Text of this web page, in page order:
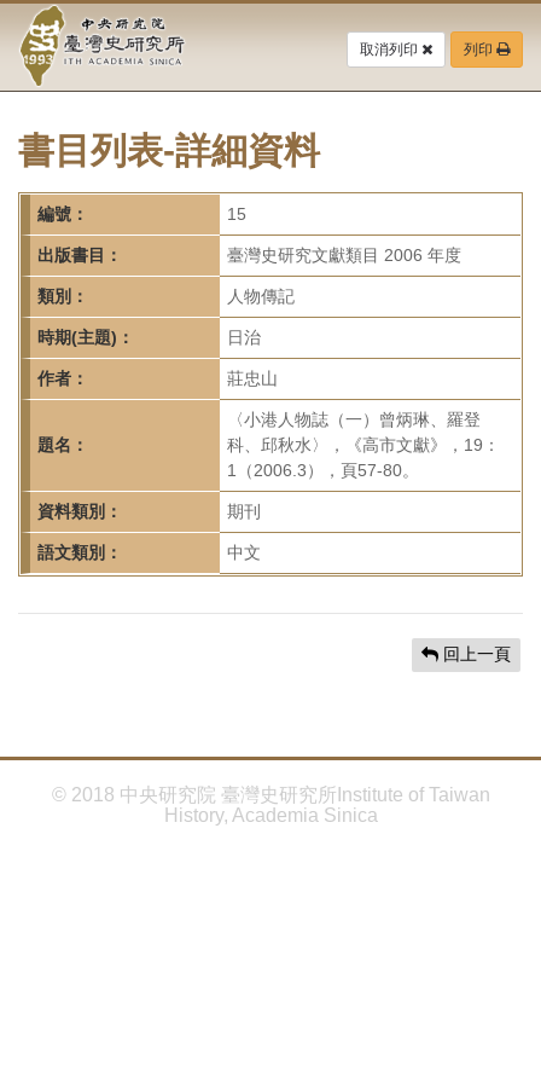
要
中
央
研
究
院-
臺
灣
史
研
究
所-
首
頁
取消列印 列印
書目列表-詳細資料
編號： 15
出版書目： 臺灣史研究文獻類目 2006 年度
類別： 人物傳記
時期(主題)： 日治
作者： 莊忠山
題名：
〈小港人物誌（一）曾炳琳、羅登
科、邱秋水〉，《高市文獻》，19：
1（2006.3），頁57-80。
資料類別： 期刊
語文類別： 中文
回上一頁
© 2018 中央研究院 臺灣史研究所Institute of Taiwan
History, Academia Sinica